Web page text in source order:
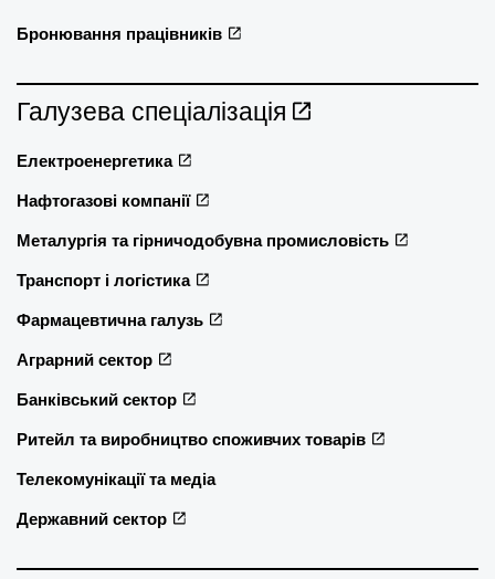
Бронювання працівників
Галузева спеціалізація
Електроенергетика
Нафтогазові компанії
Металургія та гірничодобувна промисловість
Транспорт і логістика
Фармацевтична галузь
Аграрний сектор
Банківський сектор
Ритейл та виробництво споживчих товарів
Телекомунікації та медіа
Державний сектор